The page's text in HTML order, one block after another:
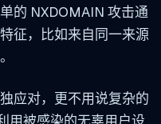
的 NXDOMAIN 攻击通
征，比如来自同一来源
应对，更不用说复杂的